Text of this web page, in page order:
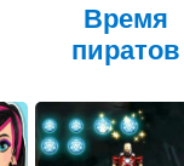
Время
пиратов